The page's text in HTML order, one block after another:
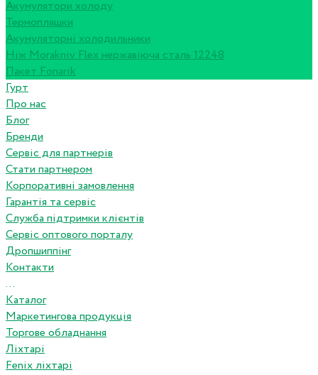
Акумулятори холоду
Термопляшки
Акумуляторні холодильники
Ніж Morakniv Flex нержавіюча сталь 12248
Пакет Fonarik
Гурт
Про нас
Блог
Бренди
Сервіс для партнерів
Стати партнером
Корпоративні замовлення
Гарантія та сервіс
Служба підтримки клієнтів
Сервіс оптового порталу
Дропшиппінг
Контакти
...
Каталог
Маркетингова продукція
Торгове обладнання
Ліхтарі
Fenix ліхтарі